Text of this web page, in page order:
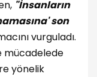
"İnsanların
son
vurguladı.
mücadelede
yönelik